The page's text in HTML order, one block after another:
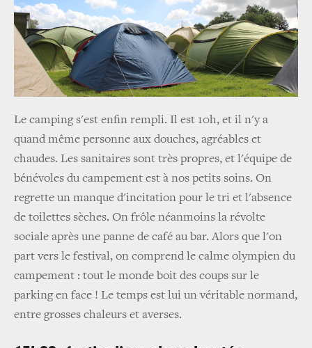
Le camping s'est enfin rempli. Il est 10h, et il n'y a
quand même personne aux douches, agréables et
chaudes. Les sanitaires sont très propres, et l'équipe de
bénévoles du campement est à nos petits soins. On
regrette un manque d'incitation pour le tri et l'absence
de toilettes sèches. On frôle néanmoins la révolte
sociale après une panne de café au bar. Alors que l'on
part vers le festival, on comprend le calme olympien du
campement : tout le monde boit des coups sur le
parking en face ! Le temps est lui un véritable normand,
entre grosses chaleurs et averses.